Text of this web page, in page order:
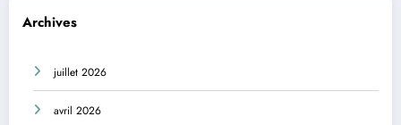
Archives
juillet 2026
avril 2026